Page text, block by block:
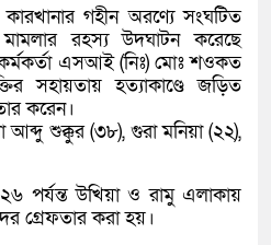
কারখানার গহীন অরণ্যে সংঘটিত
রহস্য উদঘাটন করেছে
এসআই (নিঃ) মোঃ শওকত
সহায়তায় হত্যাকাণ্ডে জড়িত
করেন।
শুক্কুর (৩৮), গুরা মনিয়া (২২),
পর্যন্ত উখিয়া ও রামু এলাকায়
গ্রেফতার করা হয়।